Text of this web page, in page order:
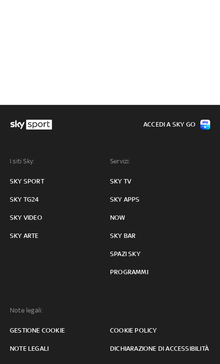
I siti Sky:
SKY SPORT
SKY TG24
SKY VIDEO
SKY ARTE
Servizi:
SKY TV
SKY APPS
NOW
SKY BAR
SPAZI SKY
PROGRAMMI
Note legali:
GESTIONE COOKIE COOKIE POLICY
NOTE LEGALI DICHIARAZIONE DI ACCESSIBILITÀ
ACCEDI A SKY GO